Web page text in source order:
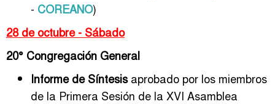
- COREANO)
28 de octubre - Sábado
20° Congregación General
Informe de Síntesisaprobado por los miembros
de la Primera Sesión de la XVI Asamblea